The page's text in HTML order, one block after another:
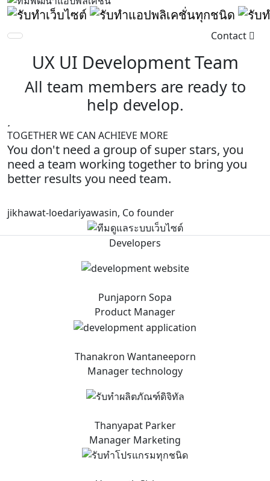
Contact
UX UI Development Team
All team members are ready to
help develop.
TOGETHER WE CAN ACHIEVE MORE
You don't need a group of super stars, you
need a team working together to bring you
better results you need team.
jikhawat-loedariyawasin, Co founder
Developers
Punjaporn Sopa
Product Manager
Thanakron Wantaneeporn
Manager technology
Thanyapat Parker
Manager Marketing